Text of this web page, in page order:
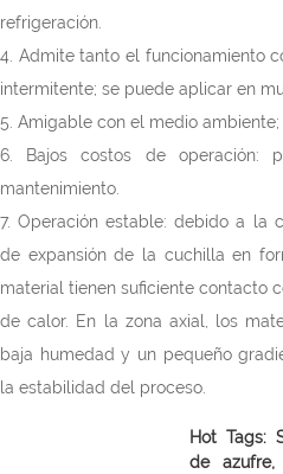
refrigeración.
4. Admite tanto el funcionamiento
intermitente; se puede aplicar en
5. Amigable con el medio ambiente;
6. Bajos costos de operación:
mantenimiento.
7. Operación estable: debido a la
de expansión de la cuchilla en
material tienen suficiente contacto
de calor. En la zona axial, los
baja humedad y un pequeño
la estabilidad del proceso.
Hot Tags:
de azufre,